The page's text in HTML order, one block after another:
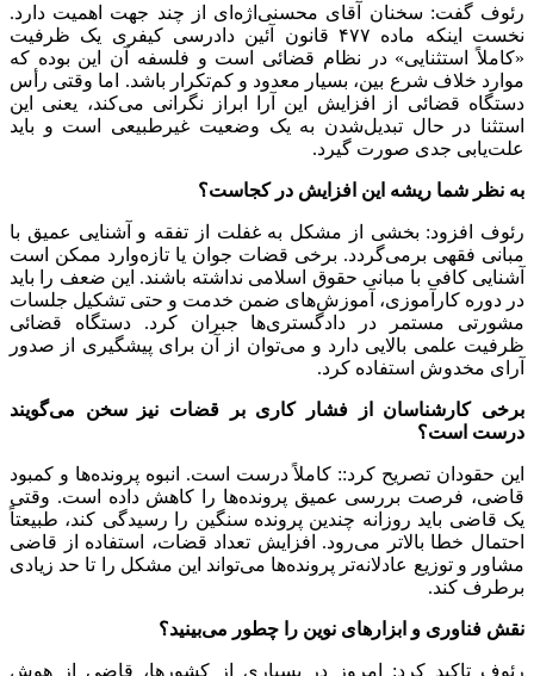
رئوف گفت: سخنان آقای محسنی‌اژه‌ای از چند جهت اهمیت دارد.
نخست اینکه ماده ۴۷۷ قانون آئین دادرسی کیفری یک ظرفیت
«کاملاً استثنایی» در نظام قضائی است و فلسفه آن این بوده که
موارد خلاف شرع بین، بسیار معدود و کم‌تکرار باشد. اما وقتی رأس
دستگاه قضائی از افزایش این آرا ابراز نگرانی می‌کند، یعنی این
استثنا در حال تبدیل‌شدن به یک وضعیت غیرطبیعی است و باید
علت‌یابی جدی صورت گیرد.
به نظر شما ریشه این افزایش در کجاست؟
رئوف افزود: بخشی از مشکل به غفلت از تفقه و آشنایی عمیق با
مبانی فقهی برمی‌گردد. برخی قضات جوان یا تازه‌وارد ممکن است
آشنایی کافی با مبانی حقوق اسلامی نداشته باشند. این ضعف را باید
در دوره کارآموزی، آموزش‌های ضمن خدمت و حتی تشکیل جلسات
مشورتی مستمر در دادگستری‌ها جبران کرد. دستگاه قضائی
ظرفیت علمی بالایی دارد و می‌توان از آن برای پیشگیری از صدور
آرای مخدوش استفاده کرد.
برخی کارشناسان از فشار کاری بر قضات نیز سخن می‌گویند
درست است؟
این حقودان تصریح کرد:: کاملاً درست است. انبوه پرونده‌ها و کمبود
قاضی، فرصت بررسی عمیق پرونده‌ها را کاهش داده است. وقتی
یک قاضی باید روزانه چندین پرونده سنگین را رسیدگی کند، طبیعتاً
احتمال خطا بالاتر می‌رود. افزایش تعداد قضات، استفاده از قاضی
مشاور و توزیع عادلانه‌تر پرونده‌ها می‌تواند این مشکل را تا حد زیادی
برطرف کند.
نقش فناوری و ابزارهای نوین را چطور می‌بینید؟
رئوف تاکید کرد: امروز در بسیاری از کشورها، قاضی از هوش